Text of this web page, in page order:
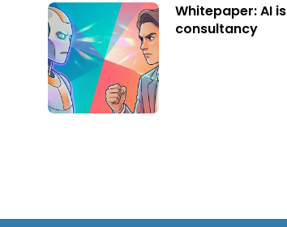
Whitepaper: AI
consultancy